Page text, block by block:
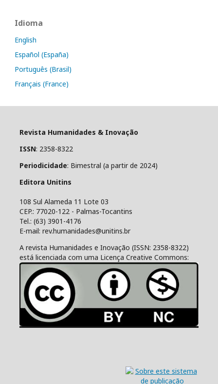
Idioma
English
Español (España)
Português (Brasil)
Français (France)
Revista Humanidades & Inovação
ISSN: 2358-8322
Periodicidade: Bimestral (a partir de 2024)
Editora Unitins
108 Sul Alameda 11 Lote 03
CEP.: 77020-122 - Palmas-Tocantins
Tel.: (63) 3901-4176
E-mail: rev.humanidades@unitins.br
A revista Humanidades e Inovação (ISSN: 2358-8322)
está licenciada com uma Licença Creative Commons: